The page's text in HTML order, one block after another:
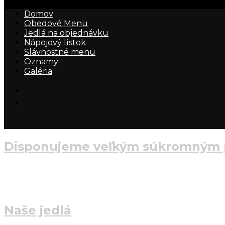
Domov
Obedové Menu
Jedlá na objednávku
Nápojový lístok
Slávnostné menu
Oznamy
Galéria
Disponujeme veľkým súkromným
Naše jedlá